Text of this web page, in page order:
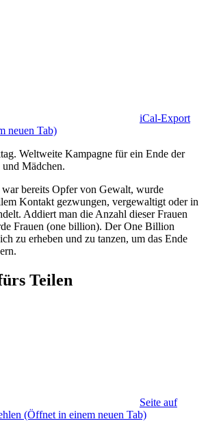
iCal-Export
neuen Tab)
Weltweite Kampagne für ein Ende der
Mädchen.
bereits Opfer von Gewalt, wurde
Kontakt gezwungen, vergewaltigt oder in
Addiert man die Anzahl dieser Frauen
Frauen (one billion). Der One Billion
zu erheben und zu tanzen, um das Ende
Teilen
Seite auf
(Öffnet in einem neuen Tab)